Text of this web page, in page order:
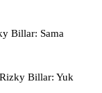
Billar: Sama
Billar: Yuk